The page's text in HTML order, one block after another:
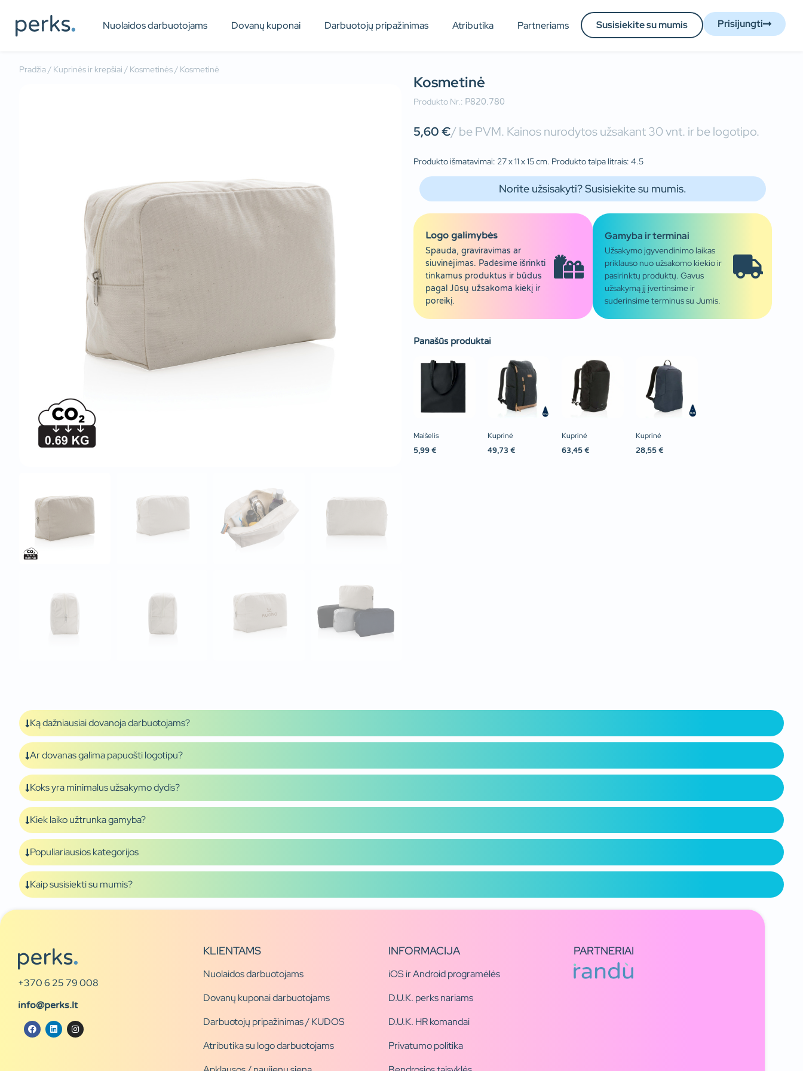
Nuolaidos darbuotojams Dovanų kuponai Darbuotojų pripažinimas Atributika Partneriams Susisiekite su mumis Prisijungti
Pradžia/ Kuprinės ir krepšiai / Kosmetinės/ Kosmetinė
Kosmetinė
Produkto Nr.: P820.780
5,60€/ be PVM. Kainos nurodytos užsakant 30 vnt. ir be logotipo.
Produkto išmatavimai: 27 x 11 x 15 cm. Produkto talpa litrais: 4.5
Norite užsisakyti? Susisiekite su mumis.
Logo galimybės
Spauda, graviravimas ar
siuvinėjimas. Padėsime išrinkti
tinkamus produktus ir būdus
pagal Jūsų užsakoma kiekį ir
poreikį.
Gamyba ir terminai
Užsakymo įgyvendinimo laikas
priklauso nuo užsakomo kiekio ir
pasirinktų produktų. Gavus
užsakymą jį įvertinsime ir
suderinsime terminus su Jumis.
Panašūs produktai
Maišelis
5,99 €
Kuprinė
49,73 €
Kuprinė
63,45 €
Kuprinė
28,55 €
Ką dažniausiai dovanoja darbuotojams?
Ar dovanas galima papuošti logotipu?
Koks yra minimalus užsakymo dydis?
Kiek laiko užtrunka gamyba?
Populiariausios kategorijos
Kaip susisiekti su mumis?
+370 6 25 79 008
info@perks.lt
KLIENTAMS
Nuolaidos darbuotojams
Dovanų kuponai darbuotojams
Darbuotojų pripažinimas / KUDOS
Atributika su logo darbuotojams
INFORMACIJA
iOS ir Android programėlės
D.U.K. perks nariams
D.U.K. HR komandai
Privatumo politika
PARTNERIAI